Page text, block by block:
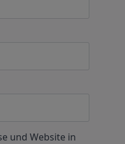
und Website in